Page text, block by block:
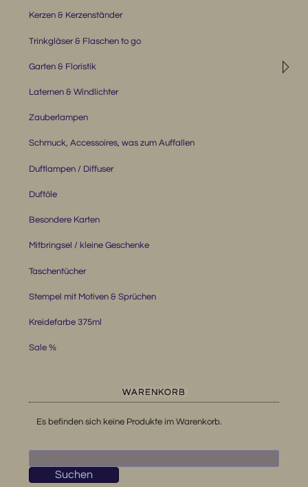
Kerzen & Kerzenständer
Trinkgläser & Flaschen to go
◹
Garten & Floristik
Laternen & Windlichter
Zauberlampen
Schmuck, Accessoires, was zum Auffallen
Duftlampen / Diffuser
Duftöle
Besondere Karten
Mitbringsel / kleine Geschenke
Taschentücher
Stempel mit Motiven & Sprüchen
Kreidefarbe 375ml
Sale %
WARENKORB
Es befinden sich keine Produkte im Warenkorb.
nach: Suchen